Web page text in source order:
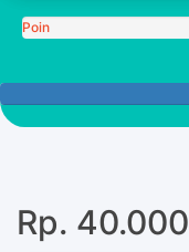
Poin
Rp. 40.000